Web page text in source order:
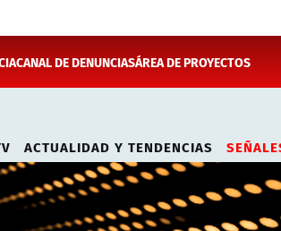
CANAL DE DENUNCIASÁREA DE PROYECTOS
ACTUALIDAD Y TENDENCIAS